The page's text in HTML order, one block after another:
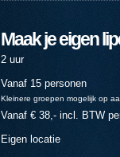
Maak je eigen
2 uur
Vanaf 15 personen
Kleinere groepen mogelijk op
Vanaf € 38,- incl. BTW
Eigen locatie